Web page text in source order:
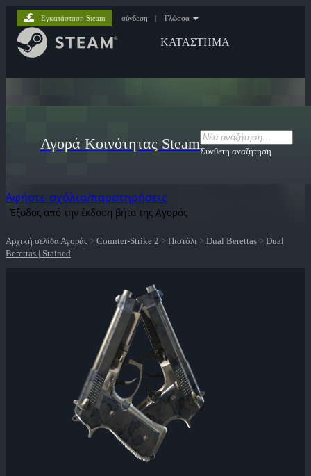
ΚΑΤΑΣΤΗΜΑ
Εγκατάσταση Steam σύνδεση | Γλώσσα
Αγορά Κοινότητας SteamΣύνθετη αναζήτηση
Αφήστε σχόλια/παρατηρήσεις
Έξοδος από την έκδοση βήτα της Αγοράς
Αρχική σελίδα Αγοράς > Counter-Strike 2 > Πιστόλι > Dual Berettas > Dual
Berettas | Stained